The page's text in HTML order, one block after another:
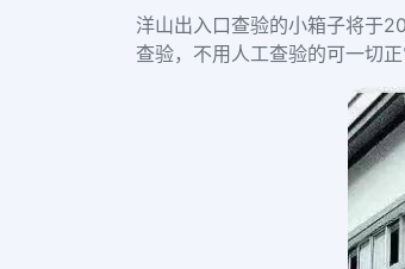
洋山出入口查验的小箱子将于
查验，不用人工查验的可一切正